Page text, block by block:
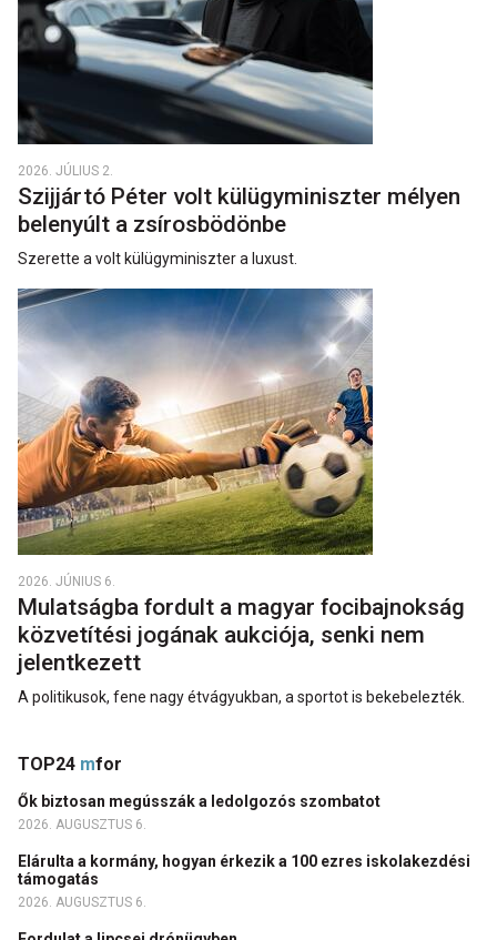
2026. JÚLIUS 2.
Szijjártó Péter volt külügyminiszter mélyen
belenyúlt a zsírosbödönbe
Szerette a volt külügyminiszter a luxust.
2026. JÚNIUS 6.
Mulatságba fordult a magyar focibajnokság
közvetítési jogának aukciója, senki nem
jelentkezett
A politikusok, fene nagy étvágyukban, a sportot is bekebelezték.
TOP24 mfor
Ők biztosan megússzák a ledolgozós szombatot
2026. AUGUSZTUS 6.
Elárulta a kormány, hogyan érkezik a 100 ezres iskolakezdési
támogatás
2026. AUGUSZTUS 6.